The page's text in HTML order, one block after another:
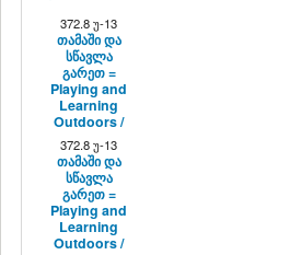
372.8 უ-13
თამაში და
სწავლა
გარეთ =
Playing and
Learning
Outdoors /
372.8 უ-13
თამაში და
სწავლა
გარეთ =
Playing and
Learning
Outdoors /